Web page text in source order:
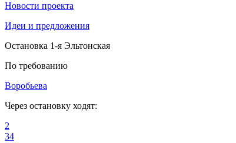
Новости проекта
Идеи и предложения
Остановка 1-я Эльтонская
По требованию
Воробьева
Через остановку ходят:
2
34